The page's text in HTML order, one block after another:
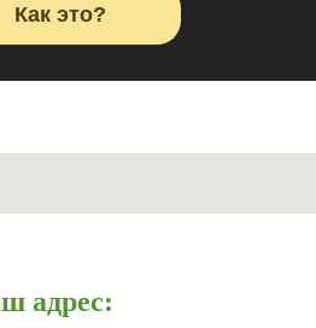
Как это?
адрес: